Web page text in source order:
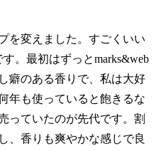
を変えました。すごくいい
。最初はずっとmarks&web
癖のある香りで、私は大好
年も使っていると飽きるな
っていたのが先代です。割
、香りも爽やかな感じで良